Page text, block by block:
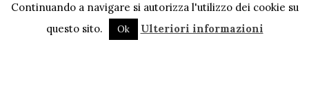
Continuando a navigare si autorizza l'utilizzo dei cookie su
questo sito.
Ok Ulteriori informazioni